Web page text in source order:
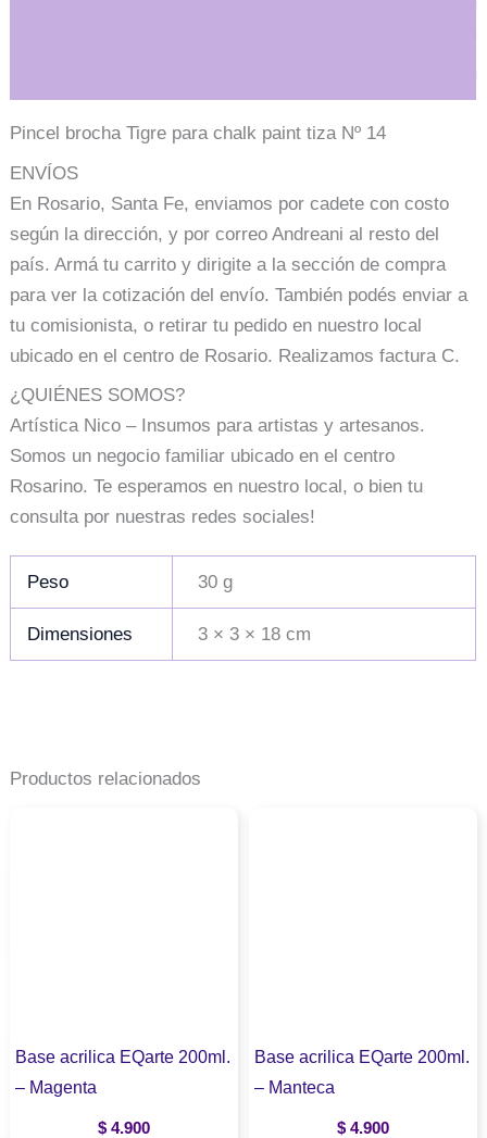
Pincel brocha Tigre para chalk paint tiza Nº 14
ENVÍOS
En Rosario, Santa Fe, enviamos por cadete con costo
según la dirección, y por correo Andreani al resto del
país. Armá tu carrito y dirigite a la sección de compra
para ver la cotización del envío. También podés enviar a
tu comisionista, o retirar tu pedido en nuestro local
ubicado en el centro de Rosario. Realizamos factura C.
¿QUIÉNES SOMOS?
Artística Nico – Insumos para artistas y artesanos.
Somos un negocio familiar ubicado en el centro
Rosarino. Te esperamos en nuestro local, o bien tu
consulta por nuestras redes sociales!
Peso 30 g
Dimensiones 3 × 3 × 18 cm
Productos relacionados
Base acrilica EQarte 200ml.
– Magenta
$ 4.900
Base acrilica EQarte 200ml.
– Manteca
$4.900